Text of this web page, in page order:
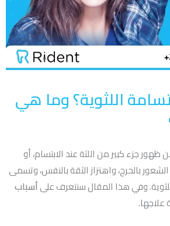
اللثوية؟ وما هي
جزء كبير من اللثة عند الابتسام، أو
بالحرج، واهتزاز الثقة بالنفس، وتسمى
وفي هذا المقال سنتعرف علىأسباب
علاجها.